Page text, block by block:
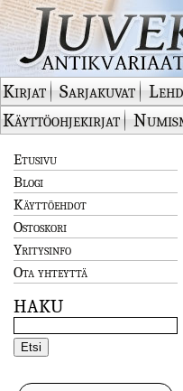
Kirjat Sarjakuvat
Käyttöohjekirjat
Etusivu
Blogi
Käyttöehdot
Ostoskori
Yritysinfo
Ota yhteyttä
HAKU